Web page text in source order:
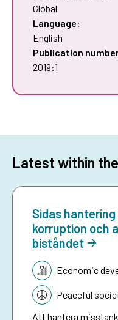
Global
Language:
English
Publication
2019:1
Latest within
Sidas
korruption och
biståndet
Topic:Economic
Peaceful
Att hantera